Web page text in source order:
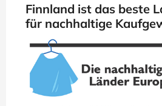
Finnland ist das beste
für nachhaltige